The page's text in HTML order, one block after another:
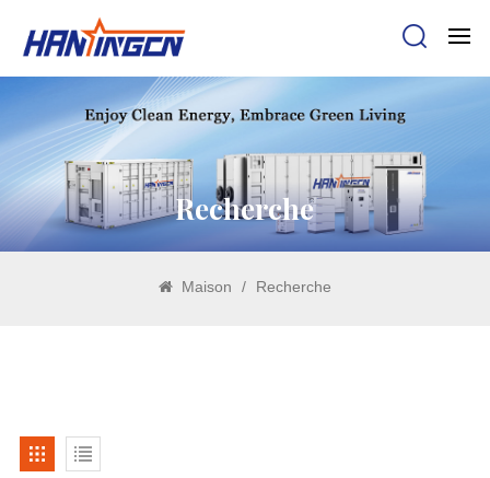
Recherche
Maison / Recherche